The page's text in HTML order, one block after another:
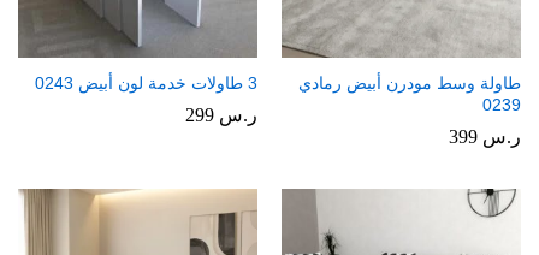
طاولة وسط مودرن أبيض رمادي
0239
ر.س
3 طاولات خدمة لون أبيض 0243
ر.س